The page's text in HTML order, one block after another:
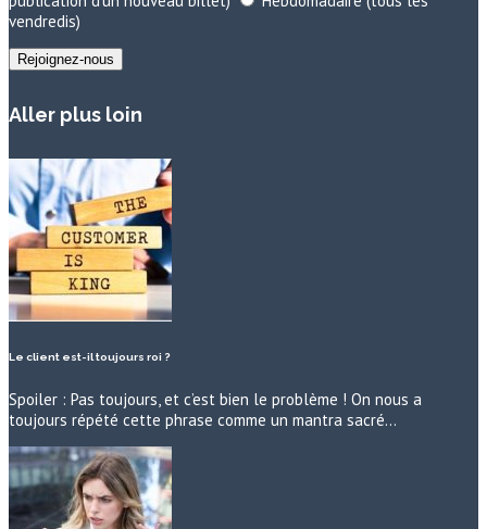
vendredis)
Aller plus loin
Le client est-il toujours roi ?
Spoiler : Pas toujours, et c’est bien le problème ! On nous a
toujours répété cette phrase comme un mantra sacré…